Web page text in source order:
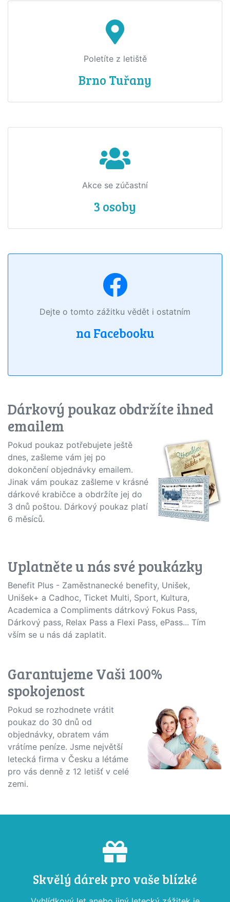
Poletíte z letiště
Brno Tuřany
Akce se zúčastní
3 osoby
Dejte o tomto zážitku vědět i ostatním
na Facebooku
Dárkový poukaz obdržíte ihned
emailem
Pokud poukaz potřebujete ještě
dnes, zašleme vám jej po
dokončení objednávky emailem.
Jinak vám poukaz zašleme v krásné
dárkové krabičce a obdržíte jej do
3 dnů poštou. Dárkový poukaz platí
6 měsíců.
Uplatněte u nás své poukázky
Benefit Plus - Zaměstnanecké benefity, Unišek,
Unišek+ a Cadhoc, Ticket Multi, Sport, Kultura,
Academica a Compliments dátrkový Fokus Pass,
Dárkový pass, Relax Pass a Flexi Pass, ePass... Tím
vším se u nás dá zaplatit.
Garantujeme Vaši 100%
spokojenost
Pokud se rozhodnete vrátit
poukaz do 30 dnů od
objednávky, obratem vám
vrátíme peníze. Jsme největší
letecká firma v Česku a létáme
pro vás denně z 12 letišť v celé
zemi.
Skvělý dárek pro vaše blízké